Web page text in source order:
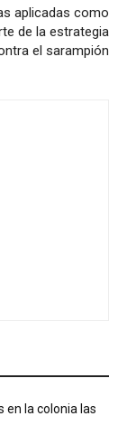
aplicadas como
de la estrategia
el sarampión
en la colonia las